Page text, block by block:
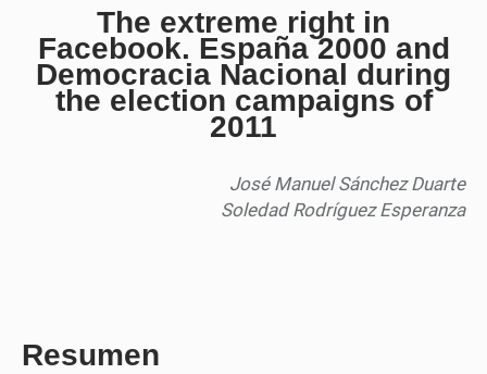
The extreme right in
Facebook. España 2000 and
Democracia Nacional during
the election campaigns of
2011
José Manuel Sánchez Duarte
Soledad Rodríguez Esperanza
Resumen